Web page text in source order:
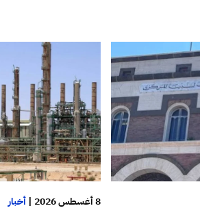
8 أغسطس 2026 |أخبار